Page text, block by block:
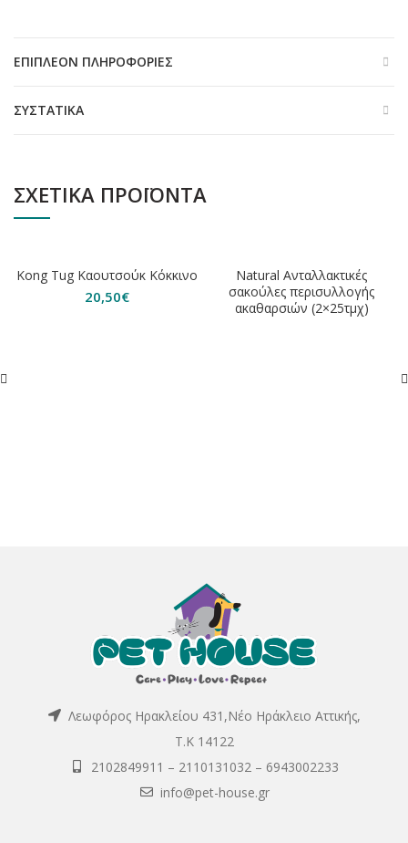
ΕΠΙΠΛΈΟΝ ΠΛΗΡΟΦΟΡΊΕΣ
ΣΥΣΤΑΤΙΚΆ
ΣΧΕΤΙΚΆ ΠΡΟΪΌΝΤΑ
Kong Tug Καουτσούκ Κόκκινο
20,50€
Natural Aνταλλακτικές
σακούλες περισυλλογής
ακαθαρσιών (2×25τμχ)
Λεωφόρος Ηρακλείου 431,Νέο Ηράκλειο Αττικής,
Τ.Κ 14122
2102849911 – 2110131032 – 6943002233
info@pet-house.gr